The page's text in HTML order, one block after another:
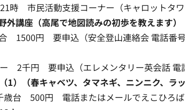
時 市民活動支援コーナー（キャロットタワ
講座（高尾で地図読みの初歩を教えます）
1500円 要申込（安全登山連絡会 電話番
2千円 要申込（エレメンタリー英会話 電
（春キャベツ、タマネギ、ニンニク、ラッ
台 500円 電話またはメールでえこひろば